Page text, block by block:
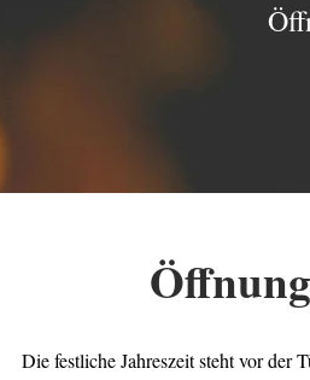
Die festliche Jahreszeit steht vor der